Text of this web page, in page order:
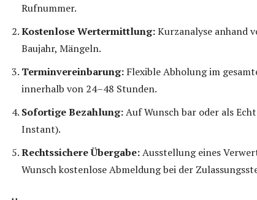
Rufnummer.
Kostenlose Wertermittlung:Kurzanalyse anhand
Baujahr, Mängeln.
Terminvereinbarung: Flexible Abholung im
innerhalb von 24–48 Stunden.
Sofortige Bezahlung:Auf Wunsch bar oder als
Instant).
Rechtssichere Übergabe:Ausstellung eines
Wunsch kostenlose Abmeldung bei der